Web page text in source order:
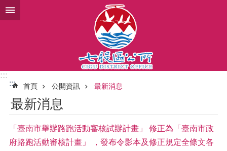
跳到主要內容區塊
:::
:::
首頁 公開資訊 最新消息
最新消息
「臺南市舉辦路跑活動審核試辦計畫」 修正為「臺南市政
府路跑活動審核計畫」 ，發布令影本及修正規定全條文各